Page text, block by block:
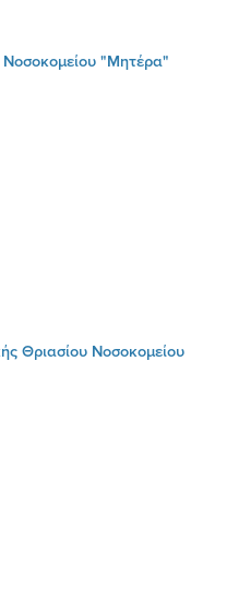
Νοσοκομείου "Μητέρα"
Θριασίου Νοσοκομείου